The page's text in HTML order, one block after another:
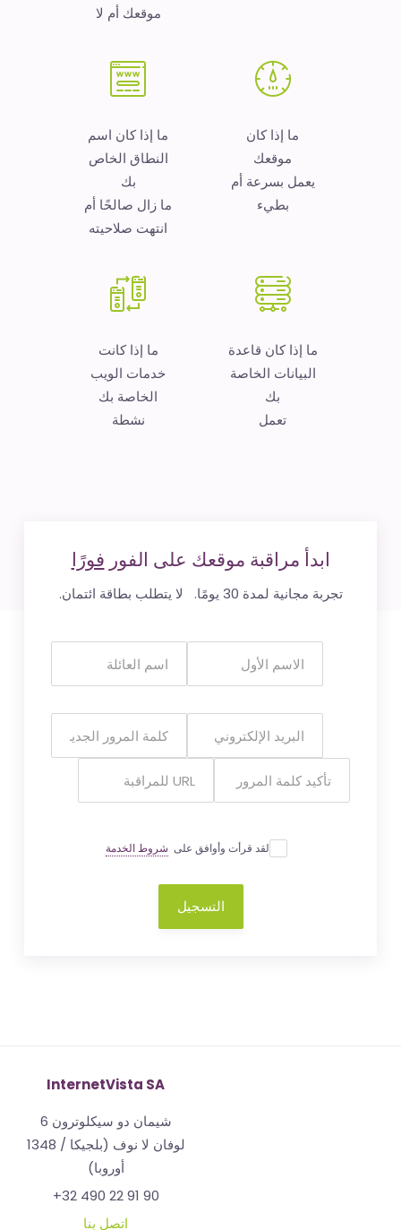
موقعك أم لا
ما إذا كان
موقعك
يعمل بسرعة أم
بطيء
ما إذا كان اسم
النطاق الخاص
بك
ما زال صالحًا أم
انتهت صلاحيته
ما إذا كان قاعدة
البيانات الخاصة
بك
تعمل
ما إذا كانت
خدمات الويب
الخاصة بك
نشطة
ابدأ مراقبة موقعك على الفورفورًا
تجربة مجانية لمدة 30 يومًا. لا يتطلب بطاقة ائتمان.
لقد قرأت وأوافق علىشروط الخدمة
التسجيل
InternetVista SA
شيمان دو سيكلوترون 6
1348 لوفان لا نوف (بلجيكا /
أوروبا)
+32 490 22 91 90
اتصل بنا